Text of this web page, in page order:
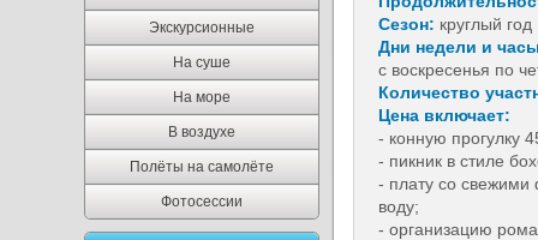
Экскурсионные
На суше
На море
В воздухе
Полёты на самолёте
Фотосессии
Сезон: круглый год
Дни недели и
с воскресенья по
Количество
Цена включает:
- конную прогулку
- пикник в стиле
- плату со свежими
воду;
- организацию